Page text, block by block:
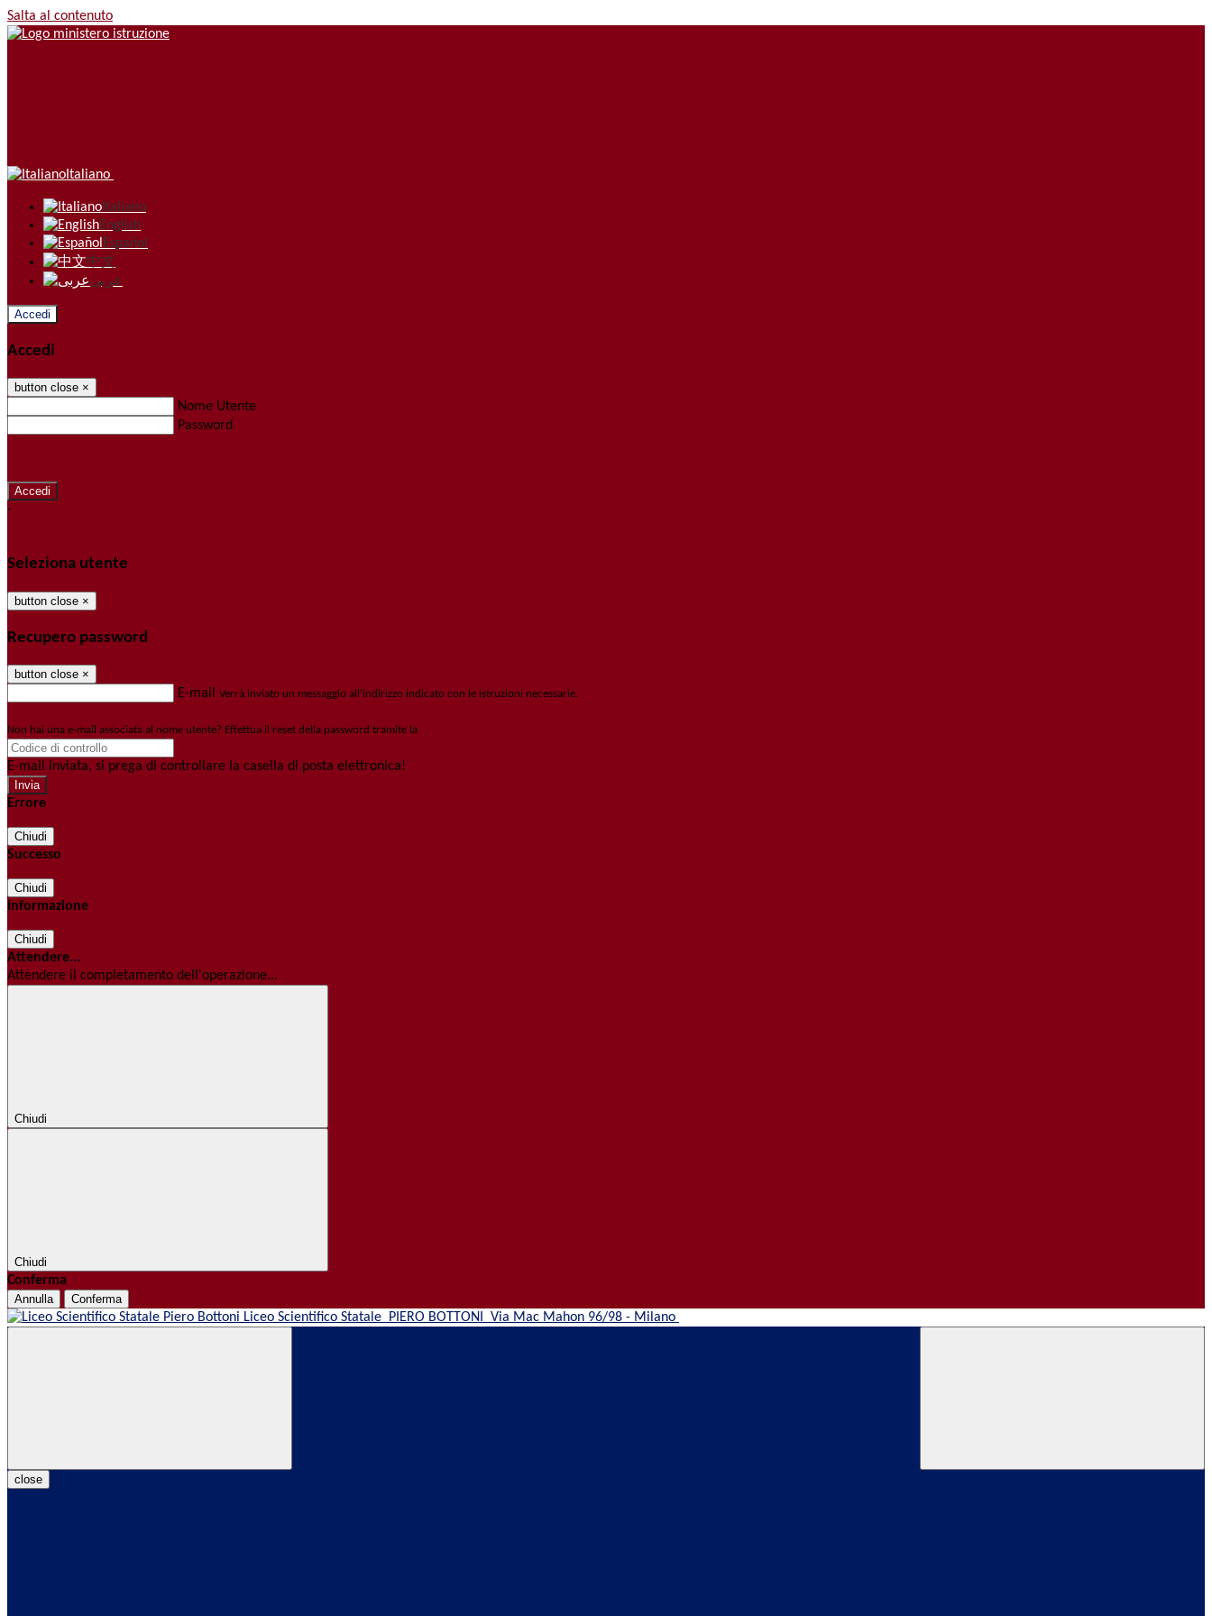
Salta al contenuto
Italiano
Italiano
English
Español
中文
عربى
Accedi
Accedi
button close ×
Nome Utente
Password
-
Seleziona utente
button close ×
Recupero password
button close ×
E-mail Verrà inviato un messaggio all'indirizzo indicato con le istruzioni necessarie.
Non hai una e-mail associata al nome utente? Effettua il reset della password tramite la
E-mail inviata, si prega di controllare la casella di posta elettronica!
Errore
Chiudi
Successo
Chiudi
Informazione
Chiudi
Attendere...
Attendere il completamento dell'operazione...
Chiudi
Chiudi
Conferma
Annulla Conferma
Liceo Scientifico Statale PIERO BOTTONI Via Mac Mahon 96/98 - Milano
close